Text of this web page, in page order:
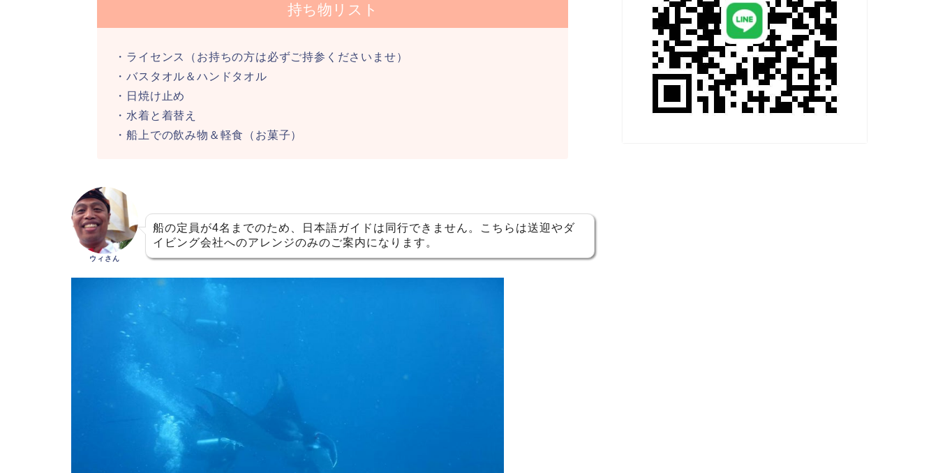
持ち物リスト
・ライセンス（お持ちの方は必ずご持参くださいませ）
・バスタオル＆ハンドタオル
・日焼け止め
・水着と着替え
・船上での飲み物＆軽食（お菓子）
ウィさん
船の定員が4名までのため、日本語ガイドは同行できません。こちらは送迎やダ
イビング会社へのアレンジのみのご案内になります。